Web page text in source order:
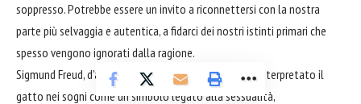
soppresso. Potrebbe essere un invito a riconnettersi con la nostra
parte più selvaggia e autentica, a fidarci dei nostri istinti primari che
spesso vengono ignorati dalla ragione.
Sigmund Freud, d'altra parte, avrebbe probabilmente interpretato il
gatto nei sogni come un simbolo legato alla sessualità,